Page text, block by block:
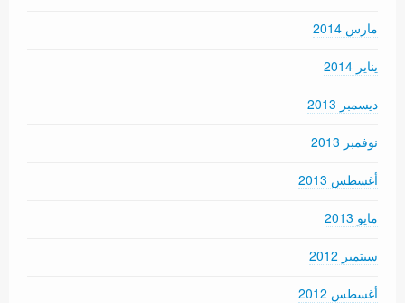
مارس 2014
يناير 2014
ديسمبر 2013
نوفمبر 2013
أغسطس 2013
مايو 2013
سبتمبر 2012
أغسطس 2012